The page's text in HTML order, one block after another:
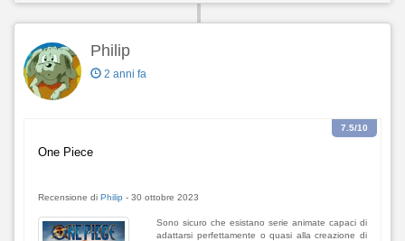
Philip
2 anni fa
One Piece
7.5/10
Recensione di Philip - 30 ottobre 2023
Sono sicuro che esistano serie animate capaci di
adattarsi perfettamente o quasi alla creazione di